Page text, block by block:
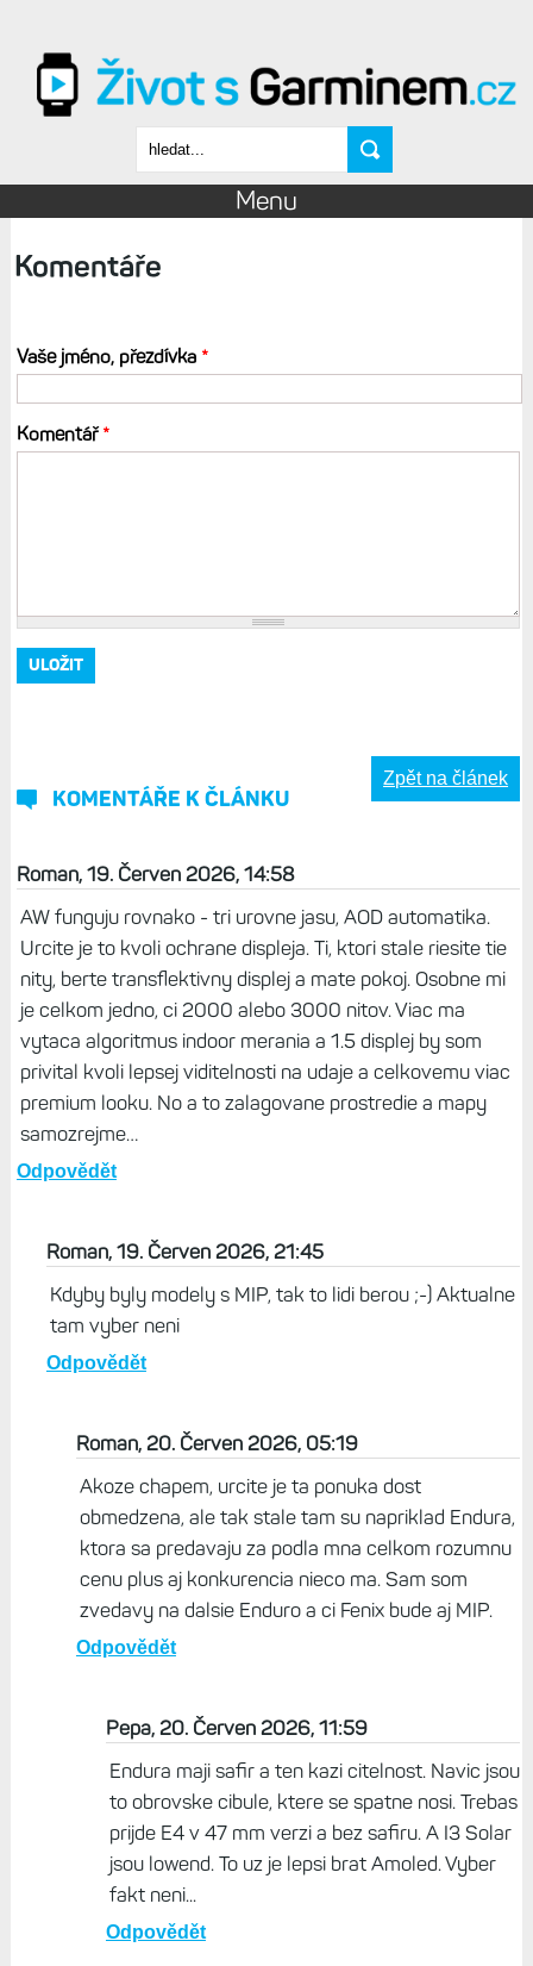
Vyhledávání
Menu
Komentáře
Vaše jméno, přezdívka *
Komentář*
KOMENTÁŘE K ČLÁNKU
Zpět na článek
Roman, 19. Červen 2026, 14:58
AW funguju rovnako - tri urovne jasu, AOD automatika.
Urcite je to kvoli ochrane displeja. Ti, ktori stale riesite tie
nity, berte transflektivny displej a mate pokoj. Osobne mi
je celkom jedno, ci 2000 alebo 3000 nitov. Viac ma
vytaca algoritmus indoor merania a 1.5 displej by som
privital kvoli lepsej viditelnosti na udaje a celkovemu viac
premium looku. No a to zalagovane prostredie a mapy
samozrejme…
Odpovědět
Roman, 19. Červen 2026, 21:45
Kdyby byly modely s MIP, tak to lidi berou ;-) Aktualne
tam vyber neni
Odpovědět
Roman, 20. Červen 2026, 05:19
Akoze chapem, urcite je ta ponuka dost
obmedzena, ale tak stale tam su napriklad Endura,
ktora sa predavaju za podla mna celkom rozumnu
cenu plus aj konkurencia nieco ma. Sam som
zvedavy na dalsie Enduro a ci Fenix bude aj MIP.
Odpovědět
Pepa, 20. Červen 2026, 11:59
Endura maji safir a ten kazi citelnost. Navic jsou
to obrovske cibule, ktere se spatne nosi. Trebas
prijde E4 v 47 mm verzi a bez safiru. A I3 Solar
jsou lowend. To uz je lepsi brat Amoled. Vyber
fakt neni...
Odpovědět